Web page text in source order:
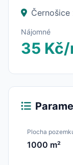
Nájomné
35 Kč/
Plocha
1000 m²